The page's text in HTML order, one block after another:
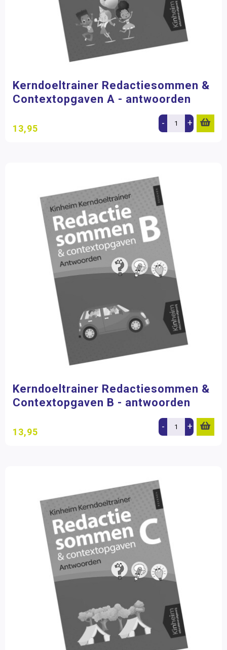
Kerndoeltrainer Redactiesommen &
Contextopgaven A - antwoorden
13,95 - +
Kerndoeltrainer Redactiesommen &
Contextopgaven B - antwoorden
13,95 - +